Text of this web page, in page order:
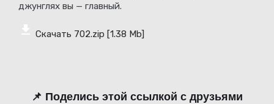
джунглях вы — главный.
Скачать 702.zip [1.38 Mb]
📌 Поделись этой ссылкой с друзьями